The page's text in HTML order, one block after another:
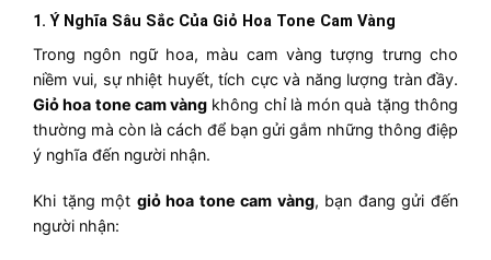
1.Ý Nghĩa Sâu Sắc Của Giỏ Hoa Tone Cam Vàng
Trong ngôn ngữ hoa, màu cam vàng tượng trưng cho
niềm vui, sự nhiệt huyết, tích cực và năng lượng tràn đầy.
Giỏ hoa tone cam vàng không chỉ là món quà tặng thông
thường mà còn là cách để bạn gửi gắm những thông điệp
ý nghĩa đến người nhận.
Khi tặng một giỏ hoa tone cam vàng, bạn đang gửi đến
người nhận: